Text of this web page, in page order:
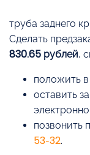
труба заднего
Cделать
830.65 рублей,
положить
оставить
позвонить
53-32.